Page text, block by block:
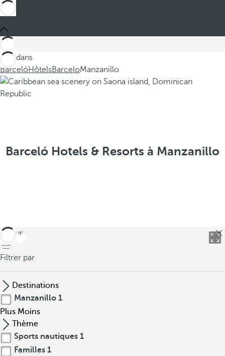
Ces dans
BarcelóHôtelsBarceloManzanillo
Barceló Hotels & Resorts à Manzanillo
retour
Filtrer par
Destinations
Manzanillo 1
Plus Moins
Thème
Sports nautiques 1
Familles 1